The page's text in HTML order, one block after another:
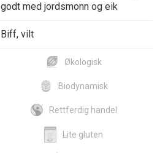
godt med jordsmonn og eik
Biff, vilt
Økologisk
Biodynamisk
Rettferdig handel
Lite gluten